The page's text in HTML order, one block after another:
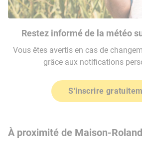
Restez informé de la météo
Vous êtes avertis en cas de
grâce aux notifications
S'inscrire
À proximité de Maison-Roland